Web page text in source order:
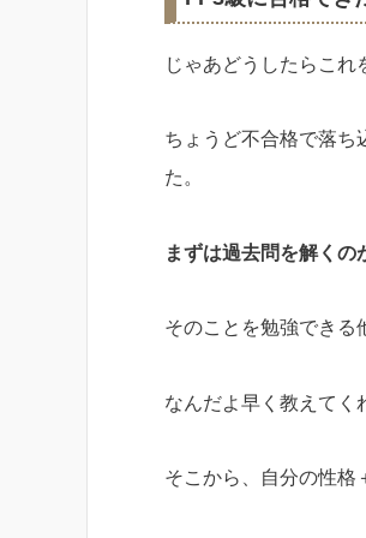
じゃあどうしたらこれ
ちょうど不合格で落ち
た。
まずは過去問を解くの
そのことを勉強できる
なんだよ早く教えてく
そこから、自分の性格